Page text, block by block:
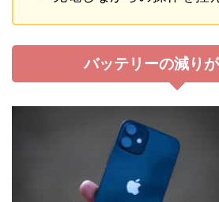
バッテリーの減り